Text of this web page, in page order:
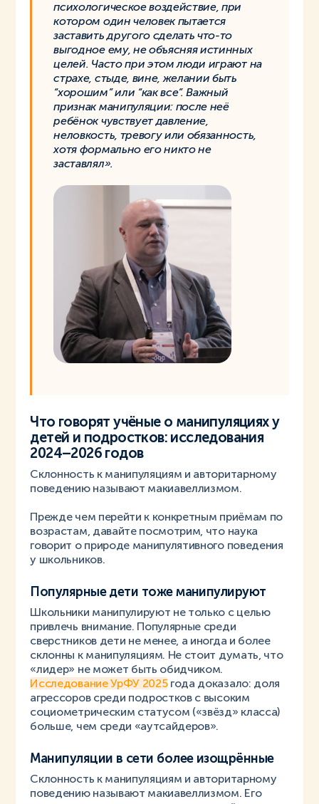
психологическое воздействие, при
котором один человек пытается
заставить другого сделать что-то
выгодное ему, не объясняя истинных
целей. Часто при этом люди играют на
страхе, стыде, вине, желании быть
“хорошим” или “как все”. Важный
признак манипуляции: после неё
ребёнок чувствует давление,
неловкость, тревогу или обязанность,
хотя формально его никто не
заставлял».
Что говорят учёные о манипуляциях у
детей и подростков: исследования
2024–2026 годов
Склонность к манипуляциям и авторитарному
поведению называют макиавеллизмом.
Прежде чем перейти к конкретным приёмам по
возрастам, давайте посмотрим, что наука
говорит о природе манипулятивного поведения
у школьников.
Популярные дети тоже манипулируют
Школьники манипулируют не только с целью
привлечь внимание. Популярные среди
сверстников дети не менее, а иногда и более
склонны к манипуляциям. Не стоит думать, что
«лидер» не может быть обидчиком.
Исследование УрФУ 2025года доказало: доля
агрессоров среди подростков с высоким
социометрическим статусом («звёзд» класса)
больше, чем среди «аутсайдеров».
Манипуляции в сети более изощрённые
Склонность к манипуляциям и авторитарному
поведению называют макиавеллизмом. Его